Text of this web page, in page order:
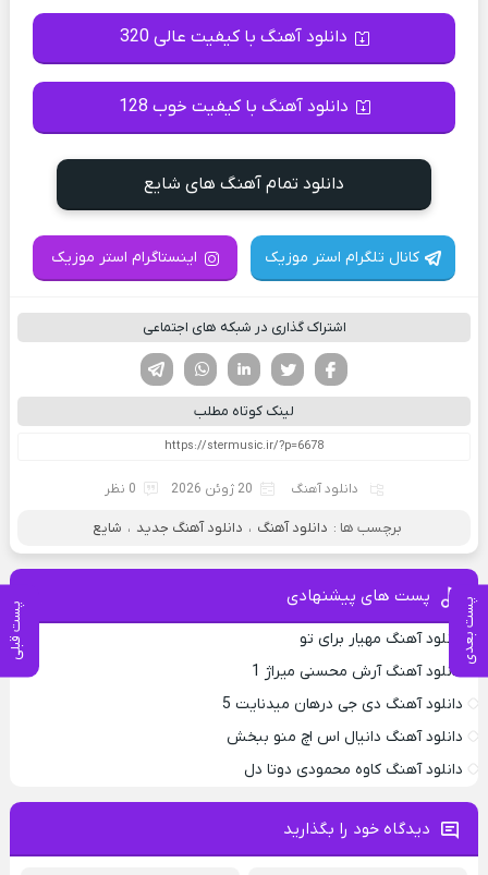
پست بعدی پست قبلی
دانلود آهنگ با کیفیت عالی 320
دانلود آهنگ با کیفیت خوب 128
دانلود تمام آهنگ های شایع
کانال تلگرام استر موزیک اینستاگرام استر موزیک
اشتراک گذاری در شبکه های اجتماعی
لینکدین تویتر
فیسوک
لینک کوتاه مطلب
دانلود آهنگ 20 ژوئن 2026 0 نظر
برچسب ها : دانلود آهنگ ، دانلود آهنگ جدید ، شایع
پست های پیشنهادی
دانلود آهنگ مهیار برای تو
دانلود آهنگ آرش محسنی میراژ 1
دانلود آهنگ دی جی درهان میدنایت 5
دانلود آهنگ دانیال اس اچ منو ببخش
دانلود آهنگ کاوه محمودی دوتا دل
دیدگاه خود را بگذارید